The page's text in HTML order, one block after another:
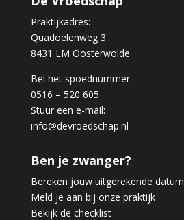
Praktijkadres:
Quadoelenweg 3
8431 LM Oosterwolde
Bel het spoednummer:
0516 – 520 605
Stuur een e-mail:
info@devroedschap.nl
Ben je zwanger?
Bereken jouw uitgerekende datum
Meld je aan bij onze praktijk
Bekijk de checklist